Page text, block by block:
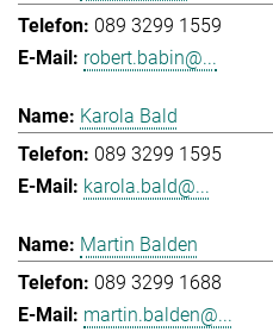
089 3299 1559
robert.babin@...
Karola Bald
089 3299 1595
karola.bald@...
Martin Balden
089 3299 1688
martin.balden@...